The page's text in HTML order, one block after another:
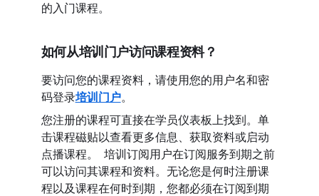
的入门课程。
如何从培训门户访问课程资料？
要访问您的课程资料，请使用您的用户名和密
码登录培训门户。
您注册的课程可直接在学员仪表板上找到。单
击课程磁贴以查看更多信息、获取资料或启动
点播课程。
培训订阅用户在订阅服务到期之前
可以访问其课程和资料。无论您是何时注册课
程以及课程在何时到期，您都必须在订阅到期